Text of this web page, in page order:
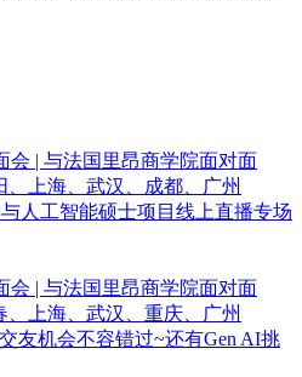
会 | 与法国里昂商学院面对面
、上海、武汉、成都、广州
人工智能硕士项目线上直播专场
会 | 与法国里昂商学院面对面
、上海、武汉、重庆、广州
友机会不容错过~还有Gen AI挑